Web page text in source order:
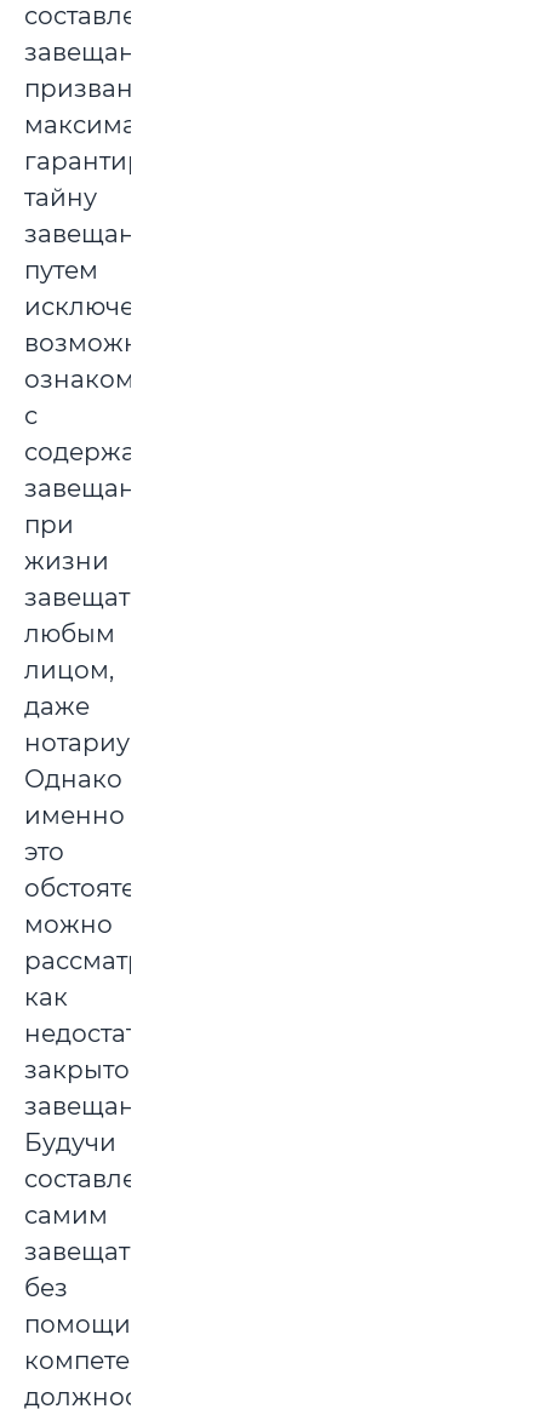
составления
завещания,
призванная
максимально
гарантировать
тайну
завещания
путем
исключения
возможности
ознакомления
с
содержанием
завещания
при
жизни
завещателя
любым
лицом,
даже
нотариусом.
Однако
именно
это
обстоятельство
можно
рассматривать,
как
недостаток
закрытого
завещания.
Будучи
составленным
самим
завещателем
без
помощи
компетентного
должностного